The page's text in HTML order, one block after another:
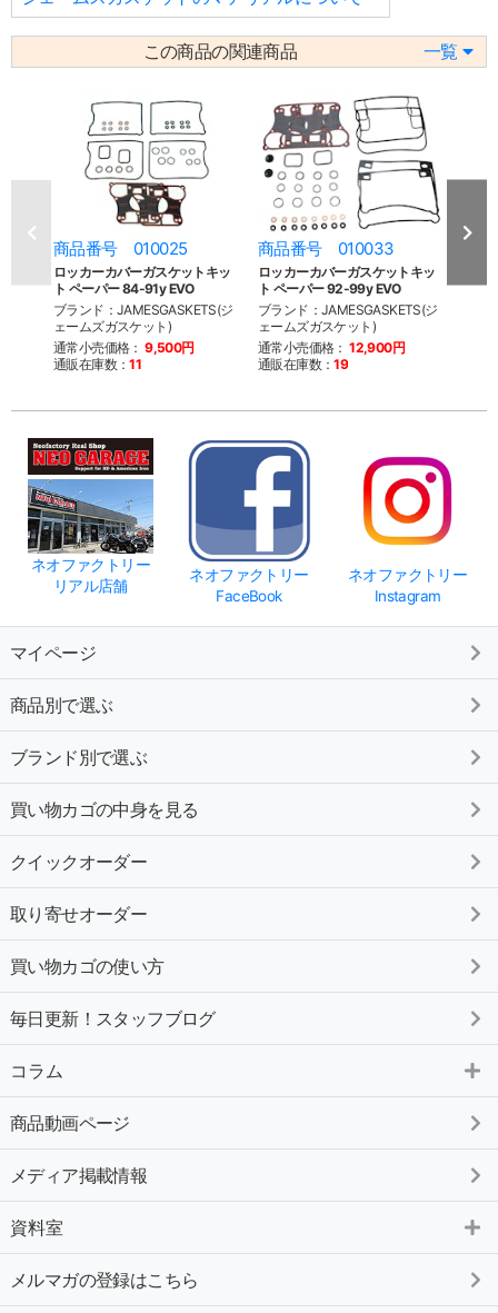
この商品の関連商品 一覧
商品番号 010025
ロッカーカバーガスケットキッ
ト ペーパー 84-91y EVO
ブランド：JAMESGASKETS(ジ
ェームズガスケット)
通常小売価格： 9,500円
通販在庫数：11
商品番号 010033
ロッカーカバーガスケットキッ
ト ペーパー 92-99y EVO
ブランド：JAMESGASKETS(ジ
ェームズガスケット)
通常小売価格： 12,900円
通販在庫数：19
ト
ネオファクトリー
リアル店舗
ネオファクトリー
FaceBook
ネオファクトリー
Instagram
マイページ
商品別で選ぶ
ブランド別で選ぶ
買い物カゴの中身を見る
クイックオーダー
取り寄せオーダー
買い物カゴの使い方
毎日更新！スタッフブログ
コラム
商品動画ページ
メディア掲載情報
資料室
メルマガの登録はこちら